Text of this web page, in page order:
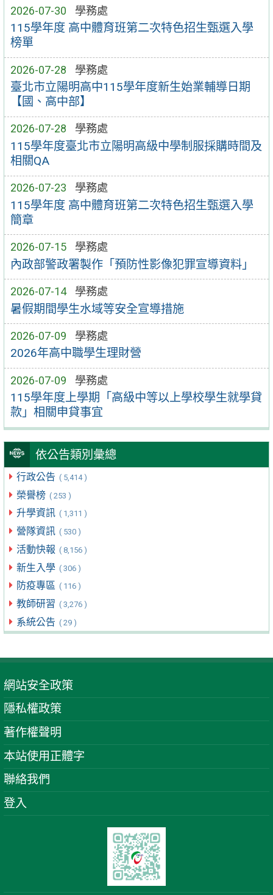
2026-07-30 學務處
115學年度 高中體育班第二次特色招生甄選入學
榜單
2026-07-28 學務處
臺北市立陽明高中115學年度新生始業輔導日期
【國、高中部】
2026-07-28 學務處
115學年度臺北市立陽明高級中學制服採購時間及
相關QA
2026-07-23 學務處
115學年度 高中體育班第二次特色招生甄選入學
簡章
2026-07-15 學務處
內政部警政署製作「預防性影像犯罪宣導資料」
2026-07-14 學務處
暑假期間學生水域等安全宣導措施
2026-07-09 學務處
2026年高中職學生理財營
2026-07-09 學務處
115學年度上學期「高級中等以上學校學生就學貸
款」相關申貸事宜
依公告類別彙總
行政公告 ( 5,414 )
榮譽榜 ( 253 )
升學資訊 ( 1,311 )
營隊資訊 ( 530 )
活動快報 ( 8,156 )
新生入學 ( 306 )
防疫專區 ( 116 )
教師研習 ( 3,276 )
系統公告 ( 29 )
網站安全政策
隱私權政策
著作權聲明
本站使用正體字
聯絡我們
登入